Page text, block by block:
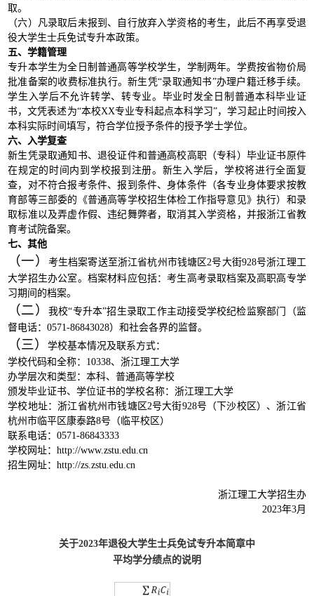
取。
（六）凡录取后未报到、自行放弃入学资格的考生，此后不再享受退
役大学生士兵免试专升本政策。
五、学籍管理
专升本学生为全日制普通高等学校学生，学制两年。学费按省物价局
批准备案的收费标准执行。新生凭“录取通知书”办理户籍迁移手续。
学生入学后不允许转学、转专业。毕业时发全日制普通本科毕业证
书，文凭表述为“本校XX专业专科起点本科学习”，学习起止时间按入
本科实际时间填写，符合学位授予条件的授予学士学位。
六、入学复查
新生凭录取通知书、退役证件和普通高校高职（专科）毕业证书原件
在规定的时间内到学校报到注册。新生入学后，学校将进行全面复
查，对不符合报考条件、报到条件、身体条件（各专业身体要求按教
育部等三部委的《普通高等学校招生体检工作指导意见》执行）和录
取标准以及弄虚作假、违纪舞弊者，取消其入学资格，并报浙江省教
育考试院备案。
七、其他
（一）
考生档案寄送至浙江省杭州市钱塘区2号大街928号浙江理工
大学招生办公室。档案材料应包括：考生高考录取档案及高职高专学
习期间的档案。
（二）
我校“专升本”招生录取工作主动接受学校纪检监察部门（监
督电话：0571-86843028）和社会各界的监督。
（三）学校基本情况及联系方式：
学校代码和全称： 10338、浙江理工大学
办学层次和类型：本科、普通高等学校
颁发毕业证书、学位证书的学校名称：浙江理工大学
学校地址：浙江省杭州市钱塘区2号大街928号（下沙校区）、浙江省
杭州市临平区康泰路8号（临平校区）
联系电话：0571-86843333
学校网址：http://www.zstu.edu.cn
招生网址：http://zs.zstu.edu.cn
浙江理工大学招生办
2023年3月
关于2023年退役大学生士兵免试专升本简章中
平均学分绩点的说明